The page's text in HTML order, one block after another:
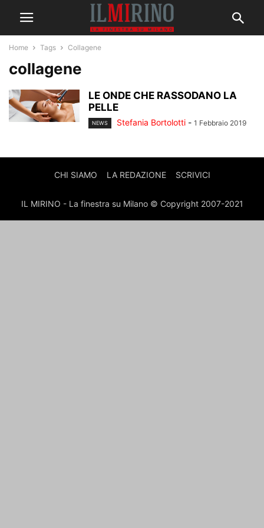
Home Tags Collagene
collagene
LE ONDE CHE RASSODANO LA
PELLE
NEWS Stefania Bortolotti - 1 Febbraio 2019
CHI SIAMO LA REDAZIONE SCRIVICI
IL MIRINO - La finestra su Milano © Copyright 2007-2021